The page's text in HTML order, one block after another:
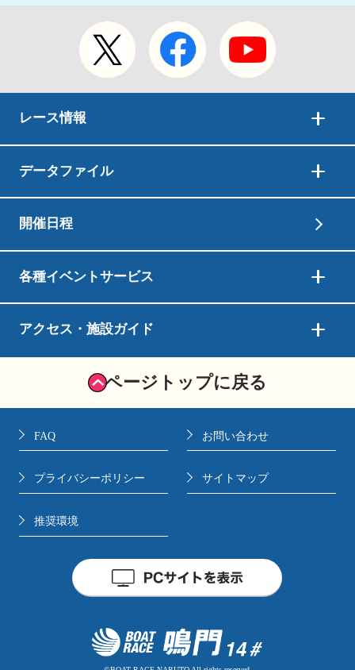
レース情報
データファイル
開催日程
各種イベントサービス
アクセス・施設ガイド
ページトップに戻る
FAQ お問い合わせ
プライバシーポリシー サイトマップ
推奨環境